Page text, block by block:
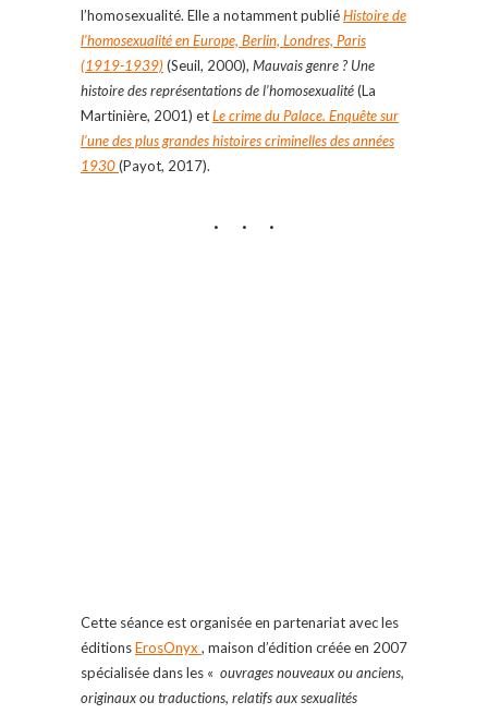
l’homosexualité. Elle a notamment publiéHistoire de
l’homosexualité en Europe, Berlin, Londres, Paris
(1919-1939) (Seuil, 2000), Mauvais genre ? Une
histoire des représentations de l’homosexualité(La
Martinière, 2001) etLe crime du Palace. Enquête sur
l’une des plus grandes histoires criminelles des années
1930(Payot, 2017).
Cette séance est organisée en partenariat avec les
éditionsErosOnyx , maison d’édition créée en 2007
spécialisée dans les « ouvrages nouveaux ou anciens,
originaux ou traductions, relatifs aux sexualités